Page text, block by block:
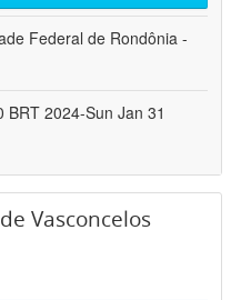
Federal de Rondônia -
2024-Sun Jan 31
Vasconcelos